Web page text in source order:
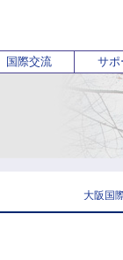
国際
国際交流 サポ
卒業生
English
大阪国